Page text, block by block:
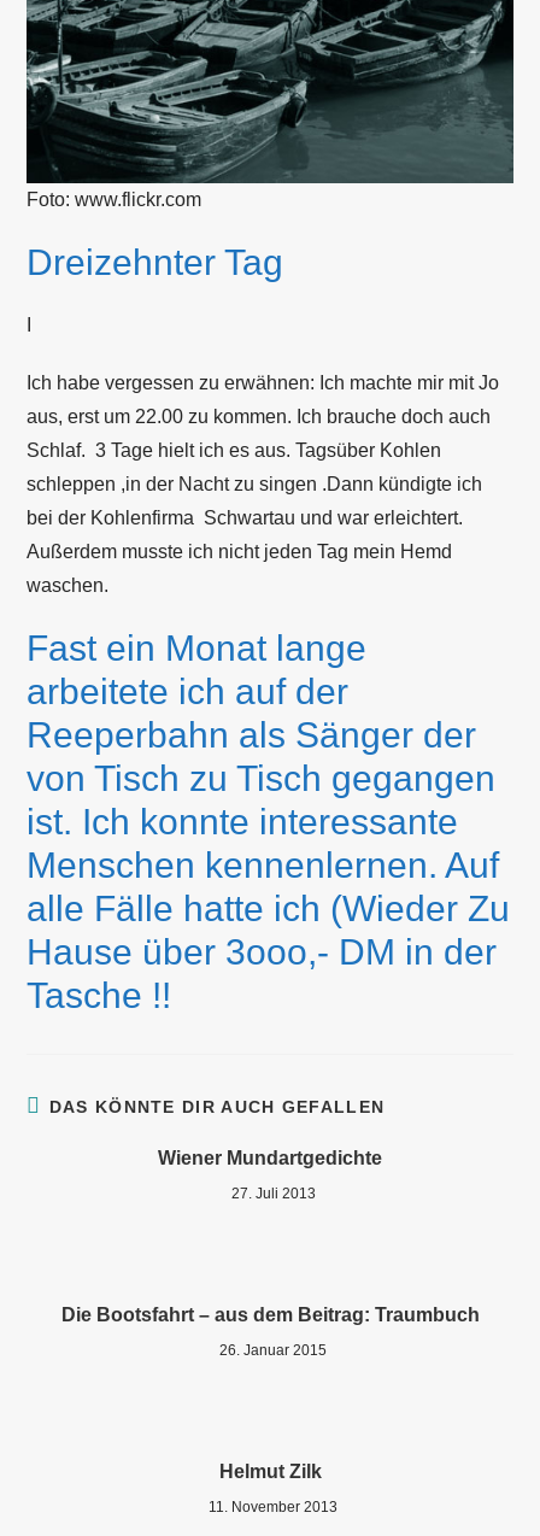
Foto: www.flickr.com
Dreizehnter Tag
Ich habe vergessen zu erwähnen: Ich machte mir mit Jo
aus, erst um 22.00 zu kommen. Ich brauche doch auch
Schlaf. 3 Tage hielt ich es aus. Tagsüber Kohlen
schleppen ,in der Nacht zu singen .Dann kündigte ich
bei der Kohlenfirma Schwartau und war erleichtert.
Außerdem musste ich nicht jeden Tag mein Hemd
waschen.
Fast ein Monat lange
arbeitete ich auf der
Reeperbahn als Sänger der
von Tisch zu Tisch gegangen
ist. Ich konnte interessante
Menschen kennenlernen. Auf
alle Fälle hatte ich (Wieder Zu
Hause über 3ooo,- DM in der
Tasche !!
DAS KÖNNTE DIR AUCH GEFALLEN
Wiener Mundartgedichte
27. Juli 2013
Die Bootsfahrt – aus dem Beitrag: Traumbuch
26. Januar 2015
Helmut Zilk
11. November 2013